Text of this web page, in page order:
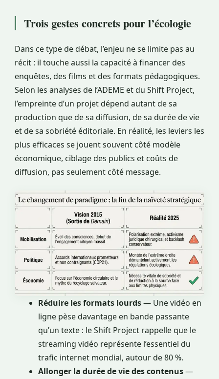
Trois gestes concrets pour l’écologie
Dans ce type de débat, l’enjeu ne se limite pas au
récit : il touche aussi la capacité à financer des
enquêtes, des films et des formats pédagogiques.
Selon les analyses de l’ADEME et du Shift Project,
l’empreinte d’un projet dépend autant de sa
production que de sa diffusion, de sa durée de vie
et de sa sobriété éditoriale. En réalité, les leviers les
plus efficaces se jouent souvent côté modèle
économique, ciblage des publics et coûts de
diffusion, pas seulement côté message.
Réduire les formats lourds— Une vidéo en
ligne pèse davantage en bande passante
qu’un texte : le Shift Project rappelle que le
streaming vidéo représente l’essentiel du
trafic internet mondial, autour de 80 %.
Allonger la durée de vie des contenus—